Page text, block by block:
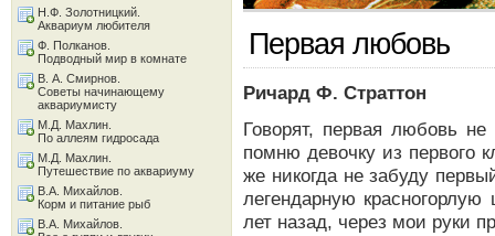
Первая любовь
Ричард Ф. Страттон
Говорят, первая любовь
помню девочку из первого
же никогда не забуду
легендарную
лет назад, через мои руки
Н.Ф. Золотницкий.
Аквариум любителя
Ф. Полканов.
Подводный мир в комнате
В. А. Смирнов.
Советы начинающему
аквариумисту
М.Д. Махлин.
По аллеям гидросада
М.Д. Махлин.
Путешествие по аквариуму
В.А. Михайлов.
Корм и питание рыб
В.А. Михайлов.